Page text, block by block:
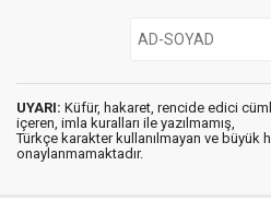
UYARI: Küfür, hakaret, rencide edici
içeren, imla kuralları ile yazılmamış,
Türkçe karakter kullanılmayan ve büyük
onaylanmamaktadır.